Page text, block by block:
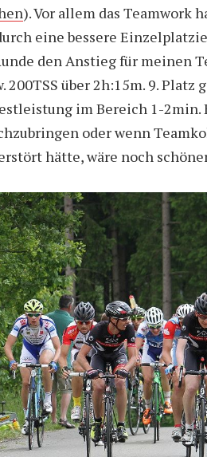
). Vor allem das Teamwork
eine bessere
den Anstieg für meinen
200TSS über 2h:15m. 9.
im Bereich 1-
oder wenn
hätte, wäre noch